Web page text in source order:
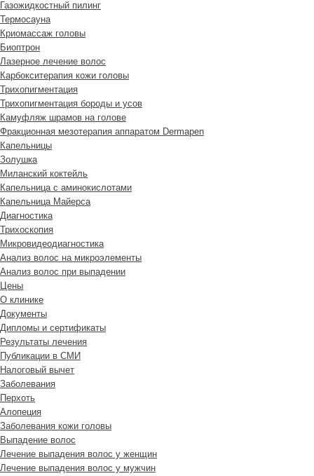
Газожидкостный пилинг
Термосауна
Криомассаж головы
Биоптрон
Лазерное лечение волос
Карбокситерапия кожи головы
Трихопигментация
Трихопигментация бороды и усов
Камуфляж шрамов на голове
Фракционная мезотерапия аппаратом Dermapen
Капельницы
Золушка
Миланский коктейль
Капельница с аминокислотами
Капельница Майерса
Диагностика
Трихоскопия
Микровидеодиагностика
Анализ волос на микроэлементы
Анализ волос при выпадении
Цены
О клинике
Документы
Дипломы и сертификаты
Результаты лечения
Публикации в СМИ
Налоговый вычет
Заболевания
Перхоть
Алопеция
Заболевания кожи головы
Выпадение волос
Лечение выпадения волос у женщин
Лечение выпадения волос у мужчин